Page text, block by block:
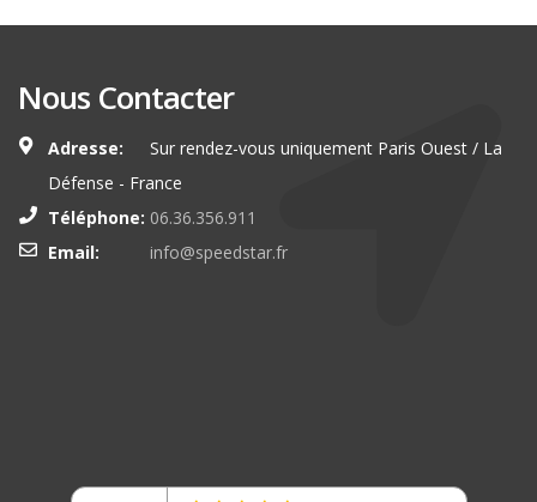
Nous Contacter
Adresse:
Sur rendez-vous uniquement Paris Ouest / La
Défense - France
Téléphone: 06.36.356.911
Email:
info@speedstar.fr